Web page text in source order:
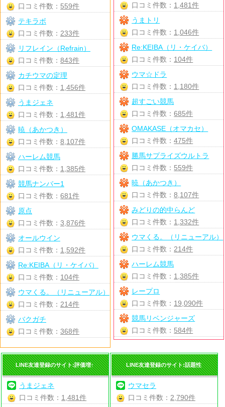
口コミ件数： 1,481件
うまトリ
口コミ件数： 1,046件
Re:KEIBA（リ・ケイバ）
口コミ件数： 104件
ウマ☆ドラ
口コミ件数： 1,180件
超すごい競馬
口コミ件数：685件
OMAKASE（オマカセ）
口コミ件数：475件
勝馬サプライズウルトラ
口コミ件数： 559件
暁（あかつき）
口コミ件数：8,107件
みどりの的中らんど
口コミ件数： 1,332件
ウマくる。（リニューアル）
口コミ件数： 214件
ハーレム競馬
口コミ件数： 1,385件
レープロ
口コミ件数： 19,090件
競馬リベンジャーズ
口コミ件数： 584件
口コミ件数： 559件
テキラボ
口コミ件数： 233件
リフレイン（Refrain）
口コミ件数： 843件
カチウマの定理
口コミ件数： 1,456件
うまジェネ
口コミ件数： 1,481件
暁（あかつき）
口コミ件数： 8,107件
ハーレム競馬
口コミ件数： 1,385件
競馬ナンバー1
口コミ件数： 681件
原点
口コミ件数： 3,876件
オールウイン
口コミ件数： 1,592件
Re:KEIBA（リ・ケイバ）
口コミ件数： 104件
ウマくる。（リニューアル）
口コミ件数： 214件
バクガチ
口コミ件数： 368件
LINE友達登録のサイト:評価増↑
うまジェネ
口コミ件数： 1,481件
LINE友達登録のサイト:話題性
ウマセラ
口コミ件数： 2,790件